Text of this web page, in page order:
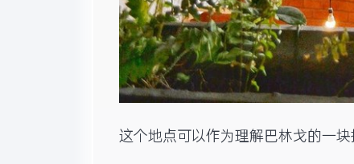
这个地点可以作为理解巴林戈的一